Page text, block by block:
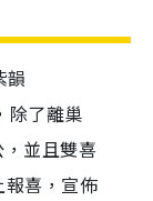
韻
除了離巢
並且雙喜
喜，宣佈